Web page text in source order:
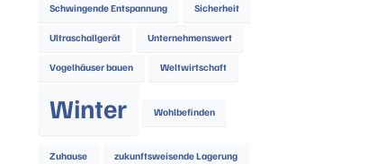
Schwingende Entspannung Sicherheit
Ultraschallgerät Unternehmenswert
Vogelhäuser bauen Weltwirtschaft
Winter Wohlbefinden
Zuhause zukunftsweisende Lagerung